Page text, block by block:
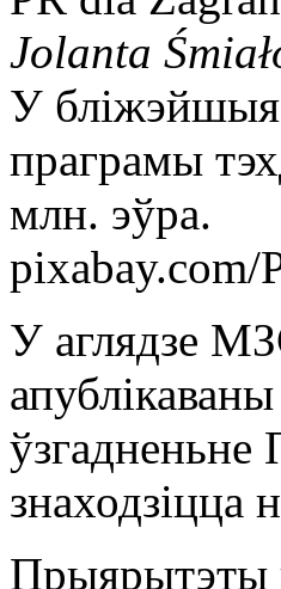
Jolanta
У бліжэйшыя
праграмы
млн. эўра.
pixabay.com/
У аглядзе
ўзгадненьне
знаходзіцца
Прыярытэты